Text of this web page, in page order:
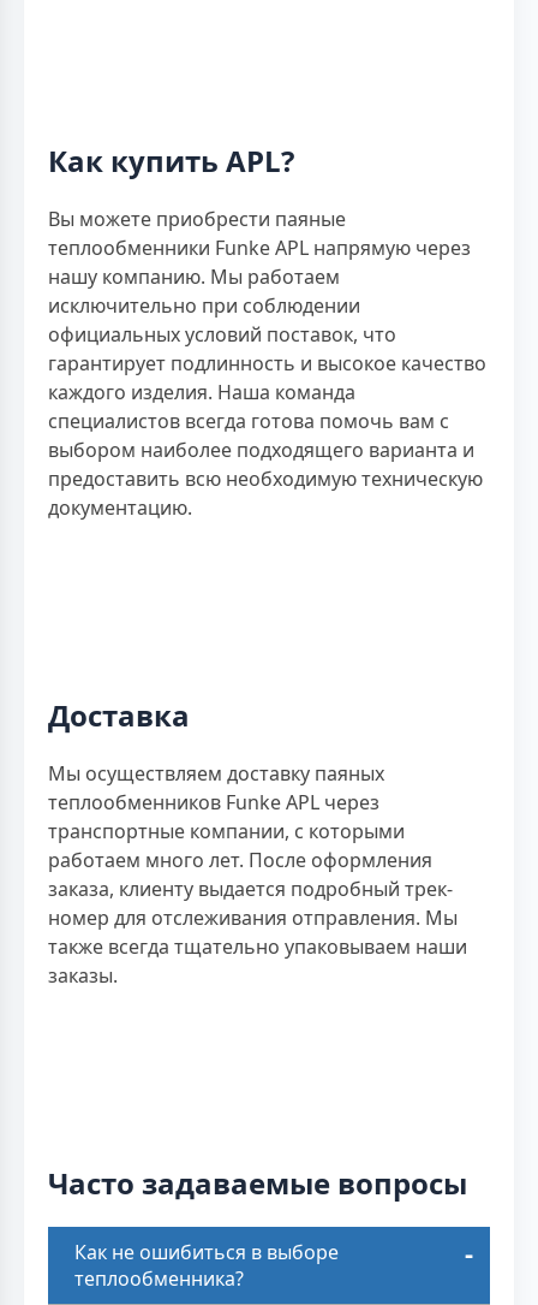
Как купить APL?
Вы можете приобрести паяные
теплообменники Funke APL напрямую через
нашу компанию. Мы работаем
исключительно при соблюдении
официальных условий поставок, что
гарантирует подлинность и высокое качество
каждого изделия. Наша команда
специалистов всегда готова помочь вам с
выбором наиболее подходящего варианта и
предоставить всю необходимую техническую
документацию.
Доставка
Мы осуществляем доставку паяных
теплообменников Funke APL через
транспортные компании, с которыми
работаем много лет. После оформления
заказа, клиенту выдается подробный трек-
номер для отслеживания отправления. Мы
также всегда тщательно упаковываем наши
заказы.
Часто задаваемые вопросы
Как не ошибиться в выборе
теплообменника?